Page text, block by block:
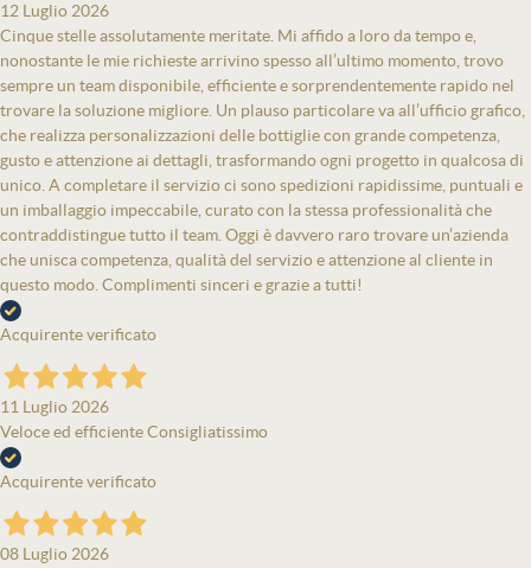
12 Luglio 2026
Cinque stelle assolutamente meritate. Mi affido a loro da tempo e,
nonostante le mie richieste arrivino spesso all’ultimo momento, trovo
sempre un team disponibile, efficiente e sorprendentemente rapido nel
trovare la soluzione migliore. Un plauso particolare va all’ufficio grafico,
che realizza personalizzazioni delle bottiglie con grande competenza,
gusto e attenzione ai dettagli, trasformando ogni progetto in qualcosa di
unico. A completare il servizio ci sono spedizioni rapidissime, puntuali e
un imballaggio impeccabile, curato con la stessa professionalità che
contraddistingue tutto il team. Oggi è davvero raro trovare un’azienda
che unisca competenza, qualità del servizio e attenzione al cliente in
questo modo. Complimenti sinceri e grazie a tutti!
Acquirente verificato
11 Luglio 2026
Veloce ed efficiente Consigliatissimo
Acquirente verificato
08 Luglio 2026